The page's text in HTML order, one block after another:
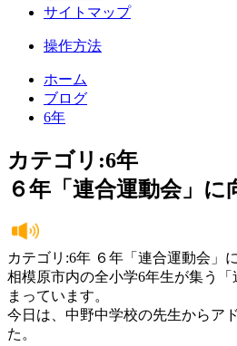
サイトマップ
操作方法
ホーム
ブログ
6年
カテゴリ:6年
６年「連合運動会」に
カテゴリ:6年 ６年「連合運動会」
相模原市内の全小学6年生が集う
まっています。
今日は、中野中学校の先生からア
た。